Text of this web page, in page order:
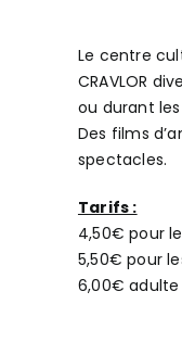
Le centre
CRAVLOR
ou durant
Des films
spectacles.
Tarifs :
4,50€ pour
5,50€ pour
6,00€ adulte